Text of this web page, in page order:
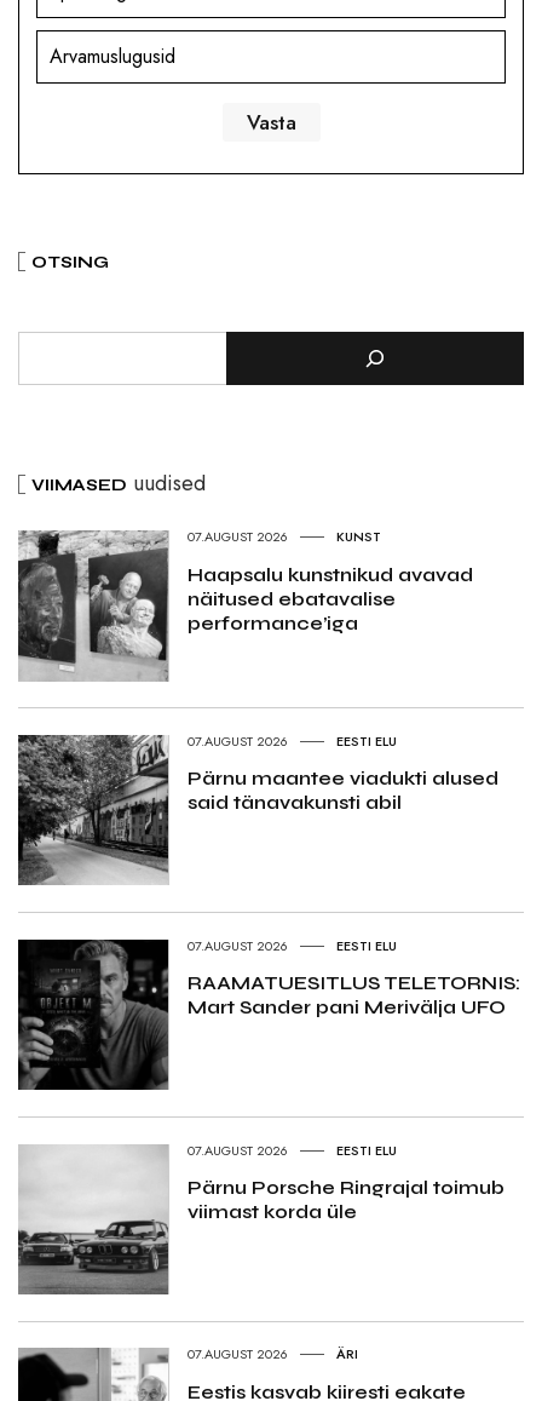
Arvamuslugusid
OTSING
VIIMASED uudised
07.AUGUST 2026 KUNST
Haapsalu kunstnikud avavad
näitused ebatavalise
performance’iga
07.AUGUST 2026 EESTI ELU
Pärnu maantee viadukti alused
said tänavakunsti abil
07.AUGUST 2026 EESTI ELU
RAAMATUESITLUS TELETORNIS:
Mart Sander pani Merivälja UFO
07.AUGUST 2026 EESTI ELU
Pärnu Porsche Ringrajal toimub
viimast korda üle
07.AUGUST 2026 ÄRI
Eestis kasvab kiiresti eakate